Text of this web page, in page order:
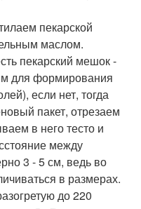
пекарской
маслом.
пекарский мешок -
для формирования
если нет, тогда
пакет, отрезаем
в него тесто и
между
3 - 5 см, ведь во
в размерах.
до 220